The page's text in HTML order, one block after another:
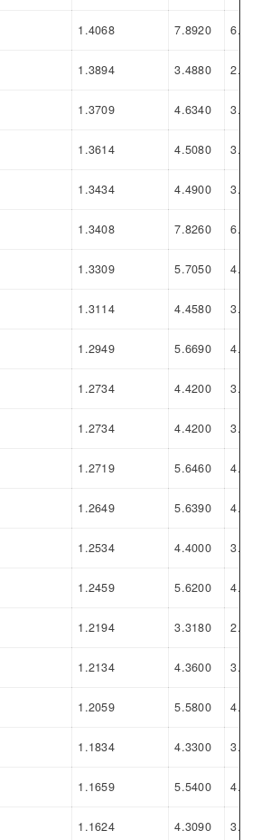
1.4068 7.8920 6.4852
1.3894 3.4880 2.0986
1.3709 4.6340 3.2631
1.3614 4.5080 3.1466
1.3434 4.4900 3.1466
1.3408 7.8260 6.4852
1.3309 5.7050 4.3741
1.3114 4.4580 3.1466
1.2949 5.6690 4.3741
1.2734 4.4200 3.1466
1.2734 4.4200 3.1466
1.2719 5.6460 4.3741
1.2649 5.6390 4.3741
1.2534 4.4000 3.1466
1.2459 5.6200 4.3741
1.2194 3.3180 2.0986
1.2134 4.3600 3.1466
1.2059 5.5800 4.3741
1.1834 4.3300 3.1466
1.1659 5.5400 4.3741
1.1624 4.3090 3.1466